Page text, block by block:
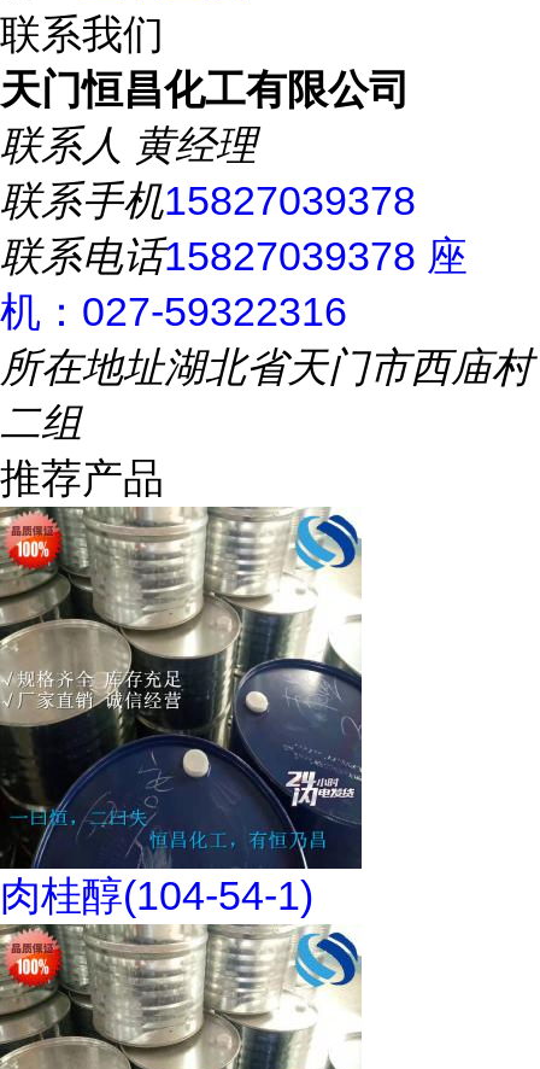
联系我们
天门恒昌化工有限公司
联系人 黄经理
联系手机15827039378
联系电话15827039378 座
机：027-59322316
所在地址湖北省天门市西庙村
二组
推荐产品
肉桂醇(104-54-1)